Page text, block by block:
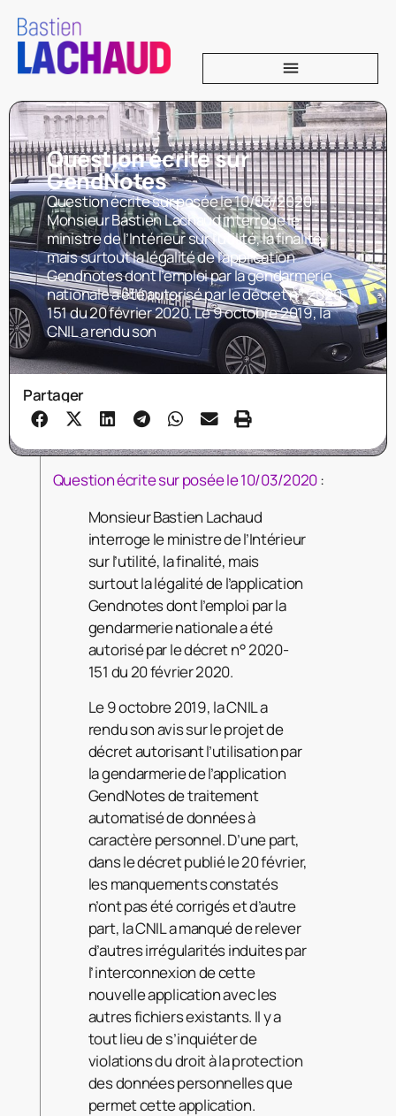
Question écrite sur
GendNotes
Question écrite sur posée le 10/03/2020 :
Monsieur Bastien Lachaud interroge le
ministre de l’Intérieur sur l’utilité, la finalité,
mais surtout la légalité de l’application
Gendnotes dont l’emploi par la gendarmerie
nationale a été autorisé par le décret n° 2020-
151 du 20 février 2020. Le 9 octobre 2019, la
CNIL a rendu son
Partager
Question écrite sur posée le 10/03/2020:
Monsieur Bastien Lachaud
interroge le ministre de l’Intérieur
sur l’utilité, la finalité, mais
surtout la légalité de l’application
Gendnotes dont l’emploi par la
gendarmerie nationale a été
autorisé par le décret n° 2020-
151 du 20 février 2020.
Le 9 octobre 2019, la CNIL a
rendu son avis sur le projet de
décret autorisant l’utilisation par
la gendarmerie de l’application
GendNotes de traitement
automatisé de données à
caractère personnel. D’une part,
dans le décret publié le 20 février,
les manquements constatés
n’ont pas été corrigés et d’autre
part, la CNIL a manqué de relever
d’autres irrégularités induites par
l’interconnexion de cette
nouvelle application avec les
autres fichiers existants. Il y a
tout lieu de s’inquiéter de
violations du droit à la protection
des données personnelles que
permet cette application.